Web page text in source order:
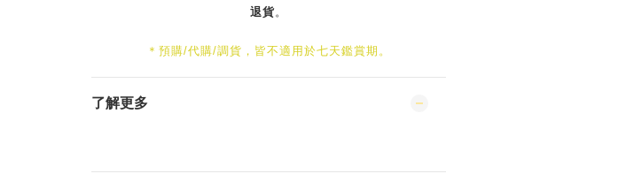
退貨。
＊預購/代購/調貨，皆不適用於七天鑑賞期。
了解更多